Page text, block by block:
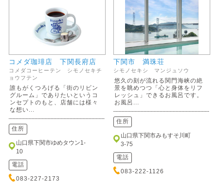
コメダ珈琲店 下関長府店
コメダコーヒーテン シモノセキチ
ョウフテン
誰もがくつろげる「街のリビン
グルーム」でありたいというコ
ンセプトのもと、店舗には様々
な想い...
住所
山口県下関市ゆめタウン1-
10
電話
083-227-2173
下関市 満珠荘
シモノセキシ マンジュソウ
悠久の刻が流れる関門海峡の絶
景を眺めつつ「心と身体をリフ
レッシュ」できるお風呂です。
お風呂...
住所
山口県下関市みもすそ川町
3-75
電話
083-222-1126